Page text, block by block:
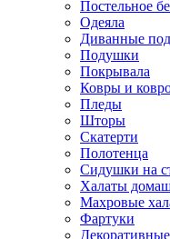
Постельное
Одеяла
Диванные
Подушки
Покрывала
Ковры и
Пледы
Шторы
Скатерти
Полотенца
Сидушки на
Халаты
Махровые
Фартуки